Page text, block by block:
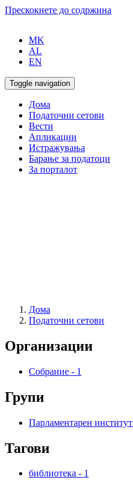
Прескокнете до содржина
MK
AL
EN
Toggle navigation
Дома
Податочни сетови
Вести
Апликации
Истражувања
Барање за податоци
За порталот
Дома
Податочни сетови
Организации
Собрание - 1
Групи
Парламентарен институт
Тагови
библиотека - 1